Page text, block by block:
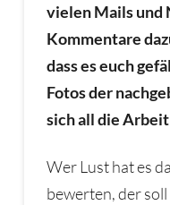
vielen Mails und
Kommentare
dass es euch
Fotos der
sich all die
Wer Lust hat es
bewerten, der